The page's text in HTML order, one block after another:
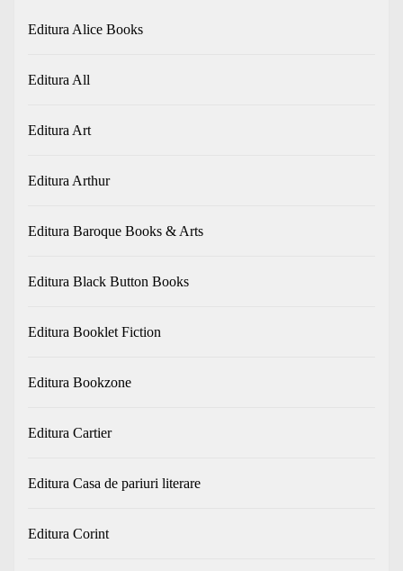
Editura Alice Books
Editura All
Editura Art
Editura Arthur
Editura Baroque Books & Arts
Editura Black Button Books
Editura Booklet Fiction
Editura Bookzone
Editura Cartier
Editura Casa de pariuri literare
Editura Corint